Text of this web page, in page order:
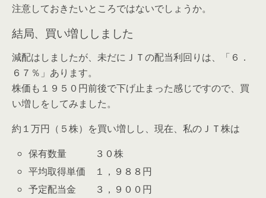
注意しておきたいところではないでしょうか。
結局、買い増ししました
減配はしましたが、未だにＪＴの配当利回りは、「６．
６７％」あります。
株価も１９５０円前後で下げ止まった感じですので、買
い増しをしてみました。
約１万円（５株）を買い増しし、現在、私のＪＴ株は
保有数量 ３０株
平均取得単価 １，９８８円
予定配当金 ３，９００円